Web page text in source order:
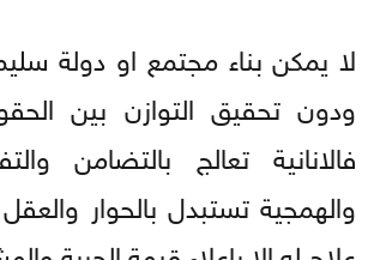
لا يمكن بناء مجتمع او دولة
ودون تحقيق التوازن بين
فالانانية تعالج بالتضامن
والهمجية تستبدل بالحوار